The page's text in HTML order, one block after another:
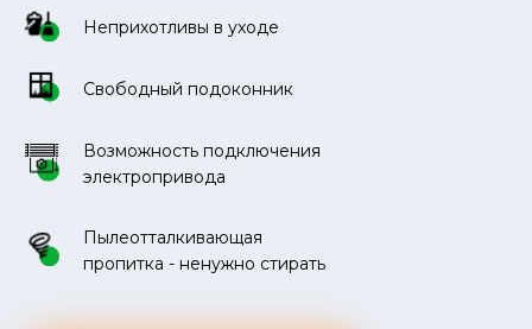
Неприхотливы в уходе
Свободный подоконник
Возможность подключения
электропривода
Пылеотталкивающая
пропитка - ненужно стирать